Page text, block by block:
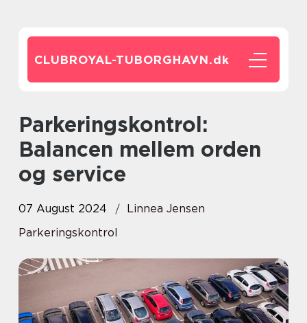
CLUBROYAL-TUBORGHAVN.dk
Parkeringskontrol:
Balancen mellem orden
og service
07 August 2024
Linnea Jensen
Parkeringskontrol